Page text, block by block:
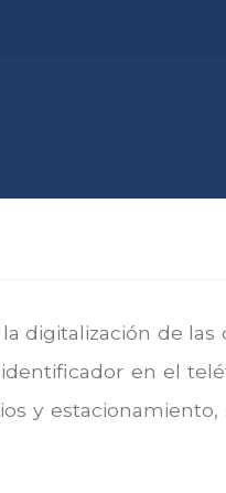
digitalización de las
en el
y